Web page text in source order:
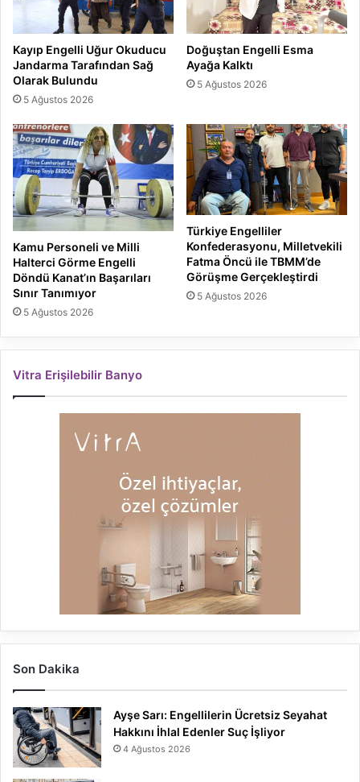
Kayıp Engelli Uğur Okuducu
Jandarma Tarafından Sağ
Olarak Bulundu
5 Ağustos 2026
Doğuştan Engelli Esma
Ayağa Kalktı
5 Ağustos 2026
Kamu Personeli ve Milli
Halterci Görme Engelli
Döndü Kanat’ın Başarıları
Sınır Tanımıyor
5 Ağustos 2026
Türkiye Engelliler
Konfederasyonu, Milletvekili
Fatma Öncü ile TBMM’de
Görüşme Gerçekleştirdi
5 Ağustos 2026
Vitra Erişilebilir Banyo
Son Dakika
Ayşe Sarı: Engellilerin Ücretsiz Seyahat
Hakkını İhlal Edenler Suç İşliyor
4 Ağustos 2026